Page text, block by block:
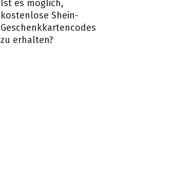
Ist es möglich,
kostenlose Shein-
Geschenkkartencodes
zu erhalten?